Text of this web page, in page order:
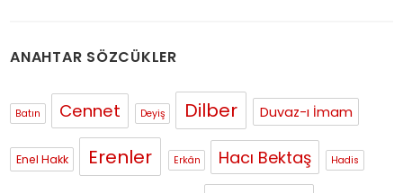
ANAHTAR SÖZCÜKLER
Batın Cennet Deyiş Dilber Duvaz-ı İmam
Enel Hakk Erenler Erkân Hacı Bektaş Hadis